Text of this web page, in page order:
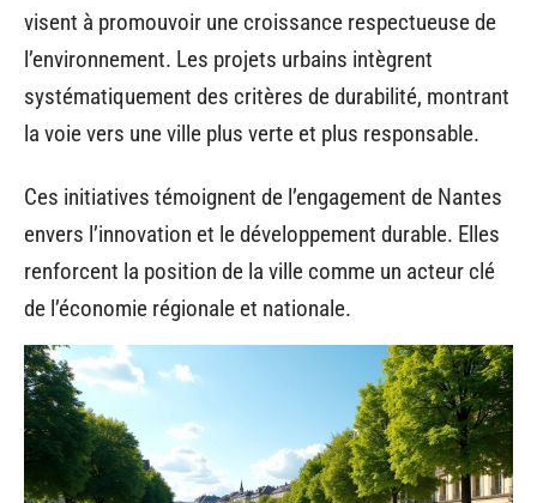
visent à promouvoir une croissance respectueuse de
l’environnement. Les projets urbains intègrent
systématiquement des critères de durabilité, montrant
la voie vers une ville plus verte et plus responsable.
Ces initiatives témoignent de l’engagement de Nantes
envers l’innovation et le développement durable. Elles
renforcent la position de la ville comme un acteur clé
de l’économie régionale et nationale.